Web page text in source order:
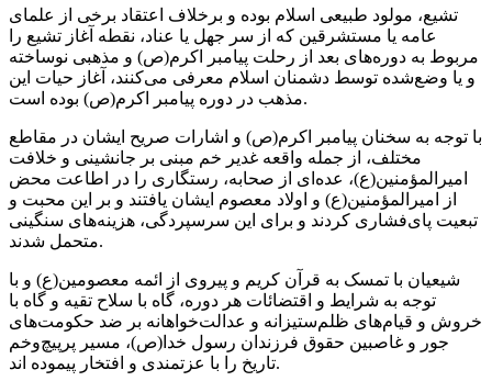
تشیع، مولود طبیعی اسلام بوده و برخلاف اعتقاد برخی از علمای
عامه یا مستشرقین که از سر جهل یا عناد، نقطه آغاز تشیع را
مربوط به دوره‌های بعد از رحلت پیامبر اکرم(ص) و مذهبی نوساخته
و یا وضع‌شده توسط دشمنان اسلام معرفی می‌کنند، آغاز حیات این
مذهب در دوره پیامبر اکرم(ص) بوده است.
با توجه به سخنان پیامبر اکرم(ص) و اشارات صریح ایشان در مقاطع
مختلف، از جمله واقعه غدیر خم مبنی بر جانشینی و خلافت
امیرالمؤمنین(ع)، عده‌ای از صحابه، رستگاری را در اطاعت محض
از امیرالمؤمنین(ع) و اولاد معصوم ایشان یافتند و بر این محبت و
تبعیت پای‌فشاری کردند و برای این سرسپردگی، هزینه‌های سنگینی
متحمل شدند.
شیعیان با تمسک به قرآن کریم و پیروی از ائمه معصومین(ع) و با
توجه به شرایط و اقتضائات هر دوره، گاه با سلاح تقیه و گاه با
خروش و قیام‌های ظلم‌ستیزانه و عدالت‌خواهانه بر ضد حکومت‌های
جور و غاصبین حقوق فرزندان رسول خدا(ص)، مسیر پرپیچ‌وخم
تاریخ را با عزتمندی و افتخار پیموده اند.